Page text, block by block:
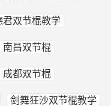
君双节棍教学
南昌双节棍
成都双节棍
剑舞狂沙双节棍教学